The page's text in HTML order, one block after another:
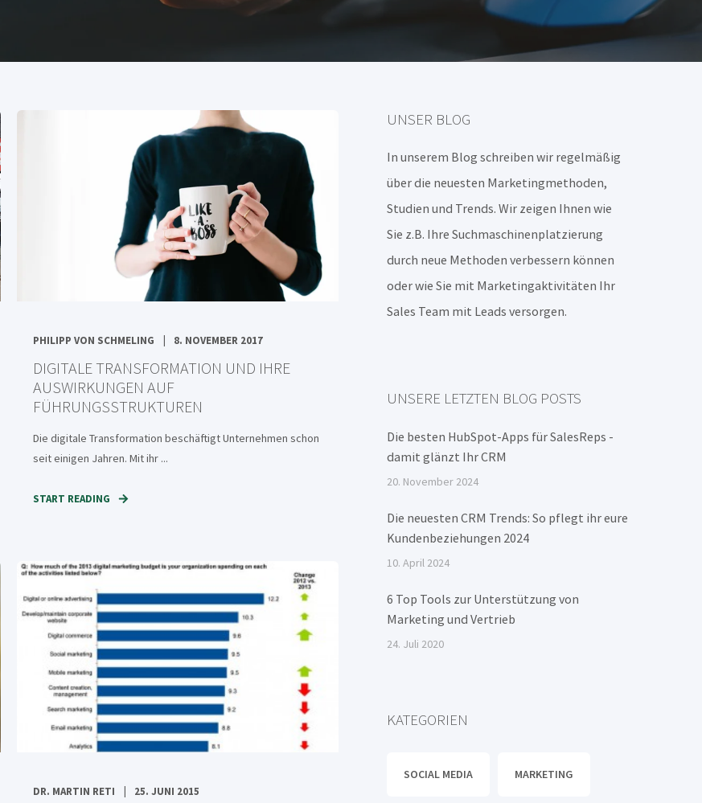
PHILIPP VON SCHMELING 8. NOVEMBER 2017
DIGITALE TRANSFORMATION UND IHRE
AUSWIRKUNGEN AUF
FÜHRUNGSSTRUKTUREN
Die digitale Transformation beschäftigt Unternehmen schon
seit einigen Jahren. Mit ihr ...
START READING
DR. MARTIN RETI 25. JUNI 2015
UNSER BLOG
In unserem Blog schreiben wir regelmäßig
über die neuesten Marketingmethoden,
Studien und Trends. Wir zeigen Ihnen wie
Sie z.B. Ihre Suchmaschinenplatzierung
durch neue Methoden verbessern können
oder wie Sie mit Marketingaktivitäten Ihr
Sales Team mit Leads versorgen.
UNSERE LETZTEN BLOG POSTS
Die besten HubSpot-Apps für SalesReps -
damit glänzt Ihr CRM
20. November 2024
Die neuesten CRM Trends: So pflegt ihr eure
Kundenbeziehungen 2024
10. April 2024
6 Top Tools zur Unterstützung von
Marketing und Vertrieb
24. Juli 2020
KATEGORIEN
SOCIAL MEDIA MARKETING